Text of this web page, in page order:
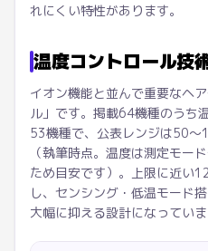
れにくい特性があります。
温度コントロール技
イオン機能と並んで重要なヘ
ル」です。掲載64機種のうち
53機種で、公表レンジは50
（執筆時点。温度は測定モー
ため目安です）。上限に近い
し、センシング・低温モード
大幅に抑える設計になっていま